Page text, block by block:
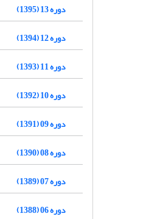
دوره 13 (1395)
دوره 12 (1394)
دوره 11 (1393)
دوره 10 (1392)
دوره 09 (1391)
دوره 08 (1390)
دوره 07 (1389)
دوره 06 (1388)